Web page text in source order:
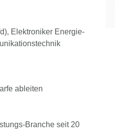
Elektroniker Energie-
ableiten
Branche seit 20